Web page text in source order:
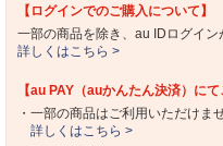
【ログインでのご購入について】
一部の商品を除き、au IDログイン
詳しくはこちら >
【au PAY（auかんたん決済）に
・一部の商品はご利用いただけま
詳しくはこちら >